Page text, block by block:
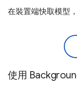
在裝置端快取模型
使用